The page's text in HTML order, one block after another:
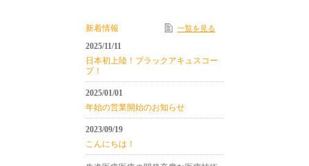
新着情報 一覧を見る
2025/11/11
日本初上陸！ブラックアキュスコー
プ！
2025/01/01
年始の営業開始のお知らせ
2023/09/19
こんにちは！